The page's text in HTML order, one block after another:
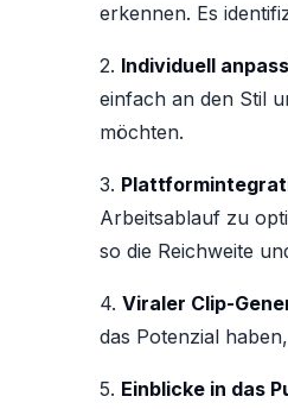
erkennen. Es
2. Individuell
einfach an den Stil
möchten.
3.
Arbeitsablauf zu
so die Reichweite
4. Viraler Clip-
das Potenzial
5. Einblicke in das